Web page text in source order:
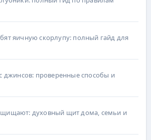
яичную скорлупу: полный гайд для
джинсов: проверенные способы и
духовный щит дома, семьи и